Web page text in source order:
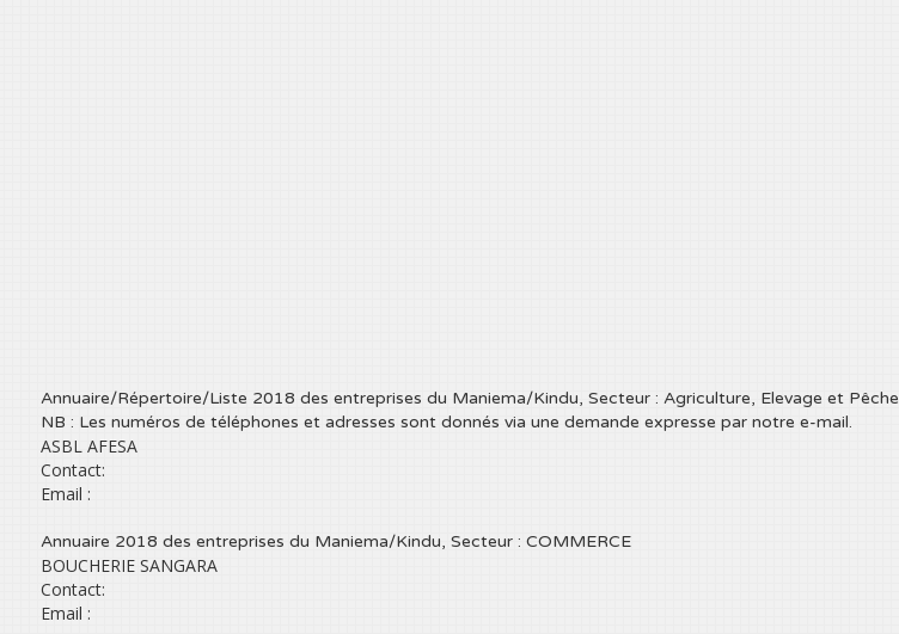
Annuaire/Répertoire/Liste 2018 des entreprises du Maniema/Kindu, Secteur : Agriculture, Elevage et Pêche
NB : Les numéros de téléphones et adresses sont donnés via une demande expresse par notre e-mail.
ASBL AFESA
Contact:
Email :
Annuaire 2018 des entreprises du Maniema/Kindu, Secteur : COMMERCE
BOUCHERIE SANGARA
Contact:
Email :